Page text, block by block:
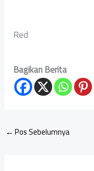
Red
Bagikan Berita
← Pos Sebelumnya